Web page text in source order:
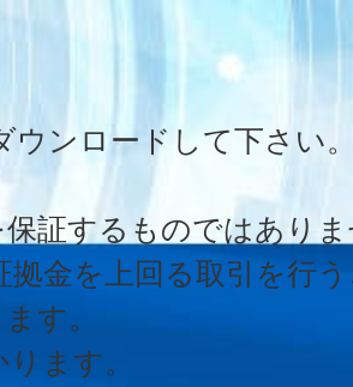
ウンロードして下さい
証するものではあり
金を上回る取引を行
す。
ます。